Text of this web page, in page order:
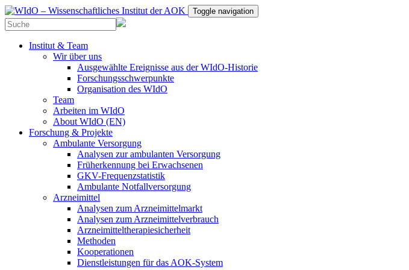
Toggle navigation
Institut & Team
Wir über uns
Ausgewählte Ereignisse aus der WIdO-Historie
Forschungsschwerpunkte
Organisation des WIdO
Team
Arbeiten im WIdO
About WIdO (EN)
Forschung & Projekte
Ambulante Versorgung
Analysen zur ambulanten Versorgung
Früherkennung bei Erwachsenen
GKV-Frequenzstatistik
Ambulante Notfallversorgung
Arzneimittel
Analysen zum Arzneimittelmarkt
Analysen zum Arzneimittelverbrauch
Arzneimitteltherapiesicherheit
Methoden
Kooperationen
Dienstleistungen für das AOK-System